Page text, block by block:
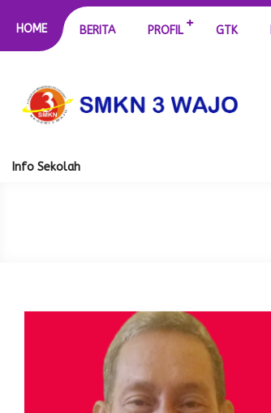
HOME BERITA PROFIL GTK
Info Sekolah